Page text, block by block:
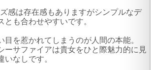
感は存在感もありますがシンプルなデ
とも合わせやすいです。
目を惹かれてしまうのが人間の本能。
ーサファイアは貴女をひと際魅力的に見
いなしです。